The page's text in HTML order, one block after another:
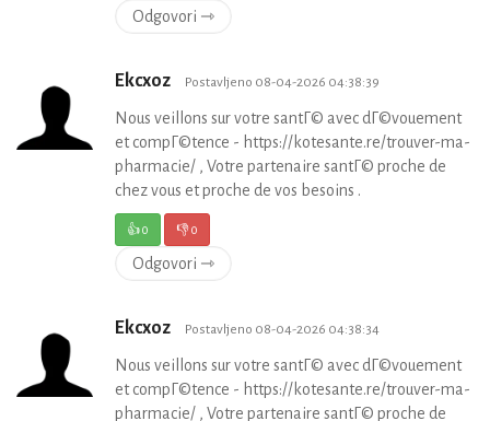
Odgovori ⇾
Ekcxoz Postavljeno 08-04-2026 04:38:39
Nous veillons sur votre santГ© avec dГ©vouement
et compГ©tence - https://kotesante.re/trouver-ma-
pharmacie/ , Votre partenaire santГ© proche de
chez vous et proche de vos besoins .
👍0 👎0
Odgovori ⇾
Ekcxoz Postavljeno 08-04-2026 04:38:34
Nous veillons sur votre santГ© avec dГ©vouement
et compГ©tence - https://kotesante.re/trouver-ma-
pharmacie/ , Votre partenaire santГ© proche de